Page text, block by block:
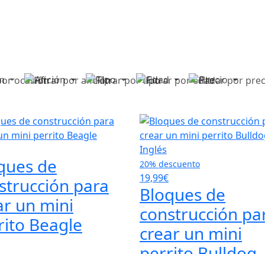
Afición Tipo Edad Precio
de
para
un mini
Beagle
20% descuento
19,99€
Bloques de
construcción
crear un mini